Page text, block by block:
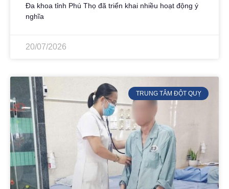
Đa khoa tỉnh Phú Thọ đã triển khai nhiều hoạt động ý
nghĩa
20/07/2026
TRUNG TÂM ĐỘT QUỴ